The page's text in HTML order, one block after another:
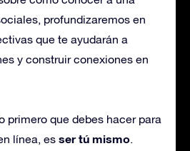
profundizaremos en
que te ayudarán a
y construir conexiones en
primero que debes hacer para
línea, es ser tú mismo.